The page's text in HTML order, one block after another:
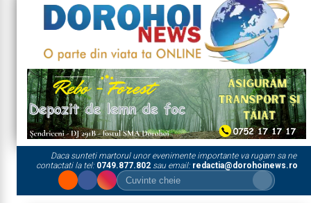
Daca sunteti martorul unor evenimente importante va rugam sa ne
contactati la tel: 0749.877.802sau email: redactia@dorohoinews.ro